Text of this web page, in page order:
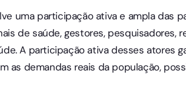
uma participação ativa e ampla das
de saúde, gestores, pesquisadores,
A participação ativa desses atores
as demandas reais da população,